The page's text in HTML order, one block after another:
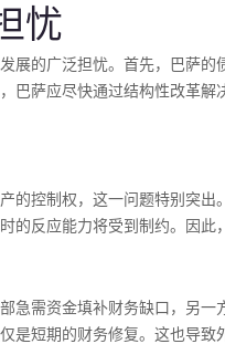
忧
展的广泛担忧。首先，巴萨
巴萨应尽快通过结构性改革
的控制权，这一问题特别突
的反应能力将受到制约。因此
急需资金填补财务缺口，另
短期的财务修复。这也导